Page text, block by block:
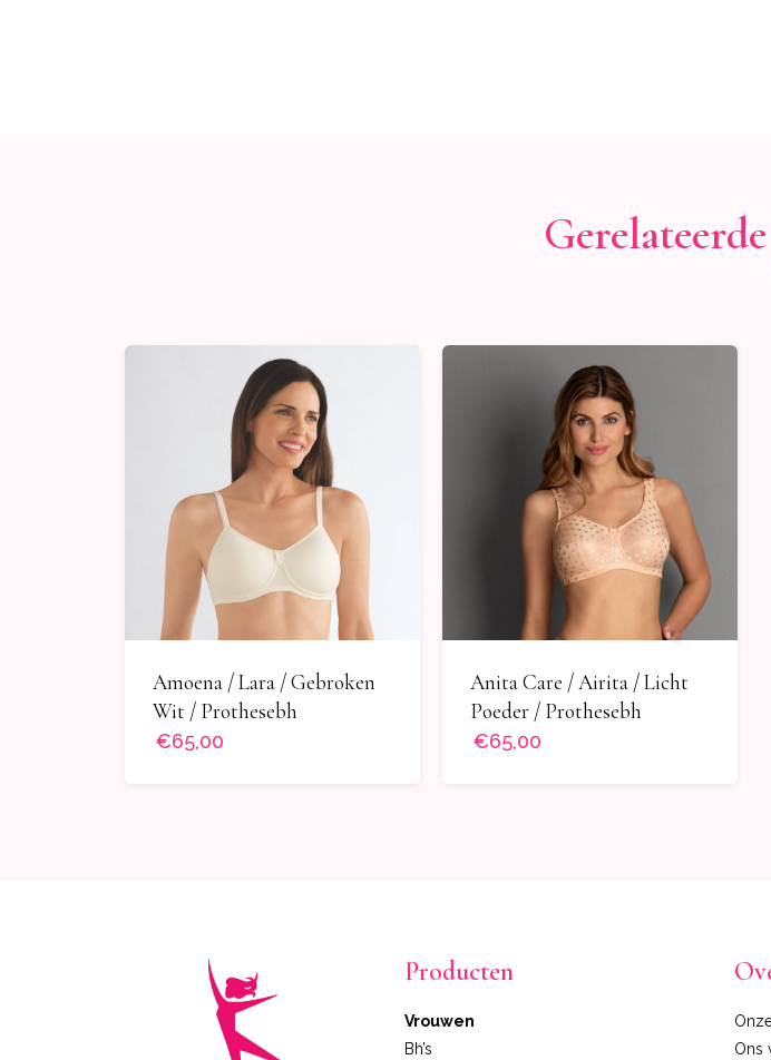
Amoena / Lara / Gebroken
Wit / Prothesebh
€65,00
Anita Care / Airita / Licht
Poeder / Prothesebh
€65,00
Producten
Vrouwen
Bh’s
Ons